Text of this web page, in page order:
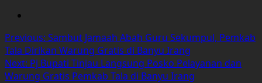
Post
navigation
Previous: Sambut Jamaah Abah Guru Sekumpul, Pemkab
Tala Dirikan Warung Gratis di Banyu Irang
Next: Pj Bupati Tinjau Langsung Posko Pelayanan dan
Warung Gratis Pemkab Tala di Banyu Irang